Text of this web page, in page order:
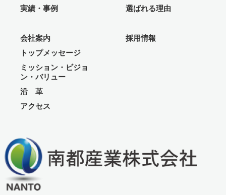
実績・事例 選ばれる理由
会社案内
トップメッセージ
ミッション・ビジョ
ン・バリュー
沿 革
アクセス
採用情報